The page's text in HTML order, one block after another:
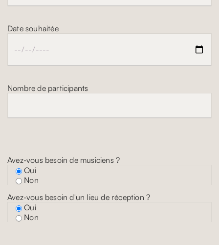
Date souhaitée
Nombre de participants
Avez-vous besoin de musiciens ?
Oui
Non
Avez-vous besoin d'un lieu de réception ?
Oui
Non